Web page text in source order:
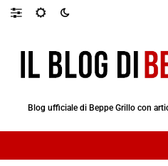
Blog ufficiale di Beppe Grillo con